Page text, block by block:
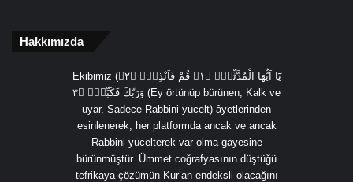
Hakkımızda
Ekibimiz (يَٓا اَيُّهَا الْمُدَّثِّرُۙ ﴿١﴾ قُمْ فَاَنْذِرْۙ ﴿٢﴾
وَرَبَّكَ فَكَبِّرْۙ ﴿٣ (Ey örtünüp bürünen, Kalk ve
uyar, Sadece Rabbini yücelt) âyetlerinden
esinlenerek, her platformda ancak ve ancak
Rabbini yücelterek var olma gayesine
bürünmüştür. Ümmet coğrafyasının düştüğü
tefrikaya çözümün Kur’an endeksli olacağını